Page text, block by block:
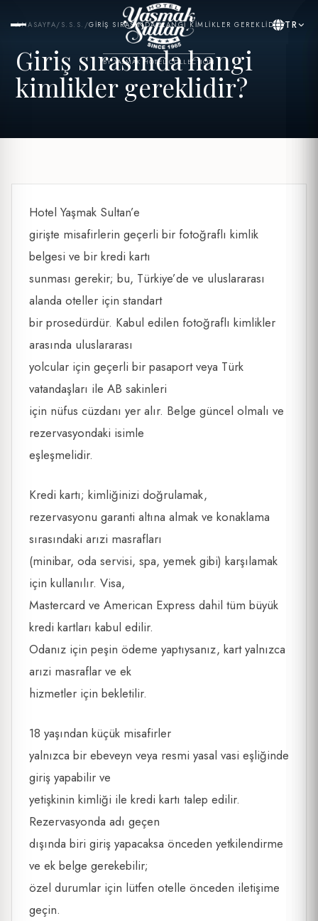
BY YASMAK HOTEL COLLECTION
TR
ANASAYFA/ S.S.S. /GIRIŞ SIRASINDA HANGI KIMLIKLER GEREKLIDIR?
Giriş sırasında hangi
kimlikler gereklidir?
Hotel Yaşmak Sultan’e
girişte misafirlerin geçerli bir fotoğraflı kimlik
belgesi ve bir kredi kartı
sunması gerekir; bu, Türkiye’de ve uluslararası
alanda oteller için standart
bir prosedürdür. Kabul edilen fotoğraflı kimlikler
arasında uluslararası
yolcular için geçerli bir pasaport veya Türk
vatandaşları ile AB sakinleri
için nüfus cüzdanı yer alır. Belge güncel olmalı ve
rezervasyondaki isimle
eşleşmelidir.
Kredi kartı; kimliğinizi doğrulamak,
rezervasyonu garanti altına almak ve konaklama
sırasındaki arızi masrafları
(minibar, oda servisi, spa, yemek gibi) karşılamak
için kullanılır. Visa,
Mastercard ve American Express dahil tüm büyük
kredi kartları kabul edilir.
Odanız için peşin ödeme yaptıysanız, kart yalnızca
arızi masraflar ve ek
hizmetler için bekletilir.
18 yaşından küçük misafirler
yalnızca bir ebeveyn veya resmi yasal vasi eşliğinde
giriş yapabilir ve
yetişkinin kimliği ile kredi kartı talep edilir.
Rezervasyonda adı geçen
dışında biri giriş yapacaksa önceden yetkilendirme
ve ek belge gerekebilir;
özel durumlar için lütfen otelle önceden iletişime
geçin.